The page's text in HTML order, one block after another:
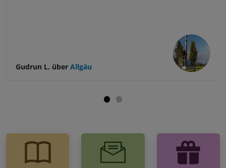
Gudrun L. über Allgäu